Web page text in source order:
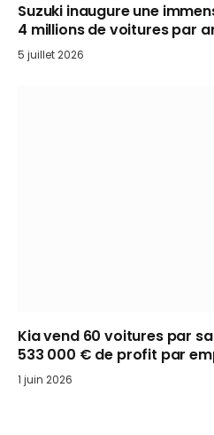
Suzuki inaugure une
4 millions de voitures par
5 juillet 2026
Kia vend 60 voitures par
533 000 € de profit par
1 juin 2026